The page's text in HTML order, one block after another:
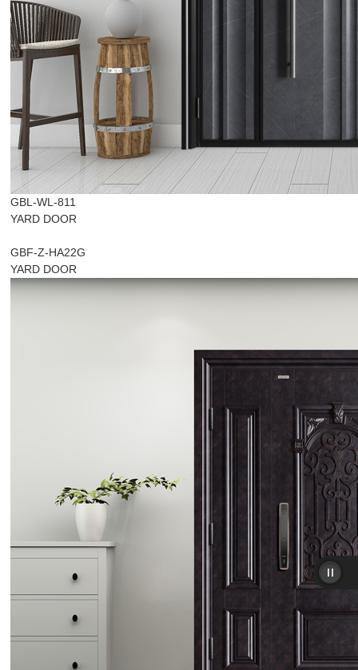
GBL-WL-811
YARD DOOR
GBF-Z-HA22G
YARD DOOR